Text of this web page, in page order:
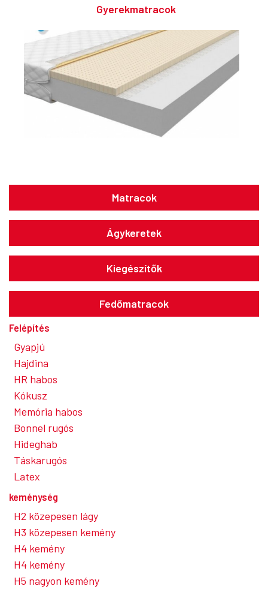
Gyerekmatracok
Matracok
Ágykeretek
Kiegészítők
Fedőmatracok
Felépítés
Gyapjú
Hajdina
HR habos
Kókusz
Memória habos
Bonnel rugós
Hideghab
Táskarugós
Latex
keménység
H2 közepesen lágy
H3 közepesen kemény
H4 kemény
H4 kemény
H5 nagyon kemény